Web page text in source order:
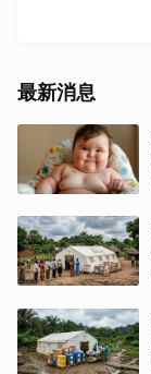
最新消息